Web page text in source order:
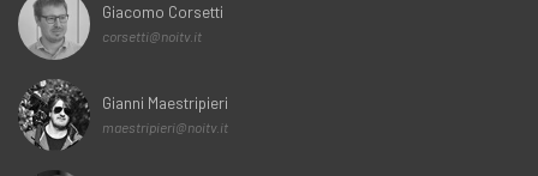
Giacomo Corsetti
corsetti@noitv.it
Gianni Maestripieri
maestripieri@noitv.it